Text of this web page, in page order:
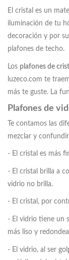
El cristal es un
iluminación de tu
decoración y por
plafones de techo.
Los plafones de
luzeco.com te
más te guste. La
Plafones de
Te contamos las
mezclar y
- El cristal es más
- El cristal brilla a
vidrio no brilla.
- El cristal, por
- El vidrio tiene un
más liso y
- El vidrio, al ser